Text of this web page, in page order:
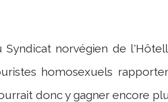
norvégien de
homosexuels
donc y gagner encore